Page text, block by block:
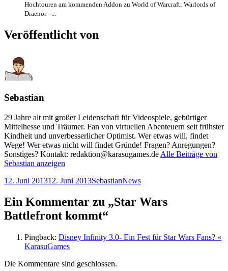
Hochtouren am kommenden Addon zu World of Warcraft: Warlords of
Draenor –...
Veröffentlicht von
Sebastian
29 Jahre alt mit großer Leidenschaft für Videospiele, gebürtiger
Mittelhesse und Träumer. Fan von virtuellen Abenteuern seit frühster
Kindheit und unverbesserlicher Optimist. Wer etwas will, findet
Wege! Wer etwas nicht will findet Gründe! Fragen? Anregungen?
Sonstiges? Kontakt: redaktion@karasugames.de Alle Beiträge von
Sebastian anzeigen
Veröffentlicht
12. Juni 201312. Juni 2013Autor
SebastianKategorien
News
Ein Kommentar zu „Star Wars
Battlefront kommt“
Pingback: Disney Infinity 3.0- Ein Fest für Star Wars Fans? «
KarasuGames
Die Kommentare sind geschlossen.